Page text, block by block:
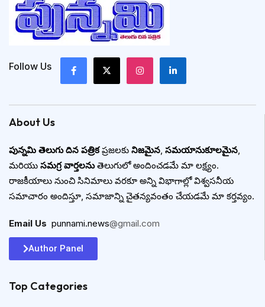
Follow Us
About Us
పున్నమి తెలుగు దిన పత్రికప్రజలకు నిజమైన, సమయానుకూలమైన,
మరియు సమగ్ర వార్తలనుతెలుగులో అందించడమే మా లక్ష్యం.
రాజకీయాలు నుంచి సినిమాలు వరకూ అన్ని విభాగాల్లో విశ్వసనీయ
సమాచారం అందిస్తూ, సమాజాన్ని చైతన్యవంతం చేయడమే మా కర్తవ్యం.
Email Us punnami.news@gmail.com
Author Panel
Top Categories​